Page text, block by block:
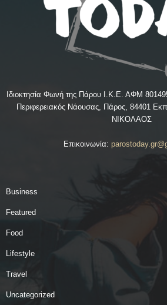
Ιδιοκτησία Φωνή της Πάρου Ι.Κ.Ε. ΑΦΜ
Περιφερειακός Νάουσας, Πάρος, 84401
ΝΙΚΟΛΑΟΣ
Επικοινωνία:
Business
Featured
Food
Lifestyle
Travel
Uncategorized